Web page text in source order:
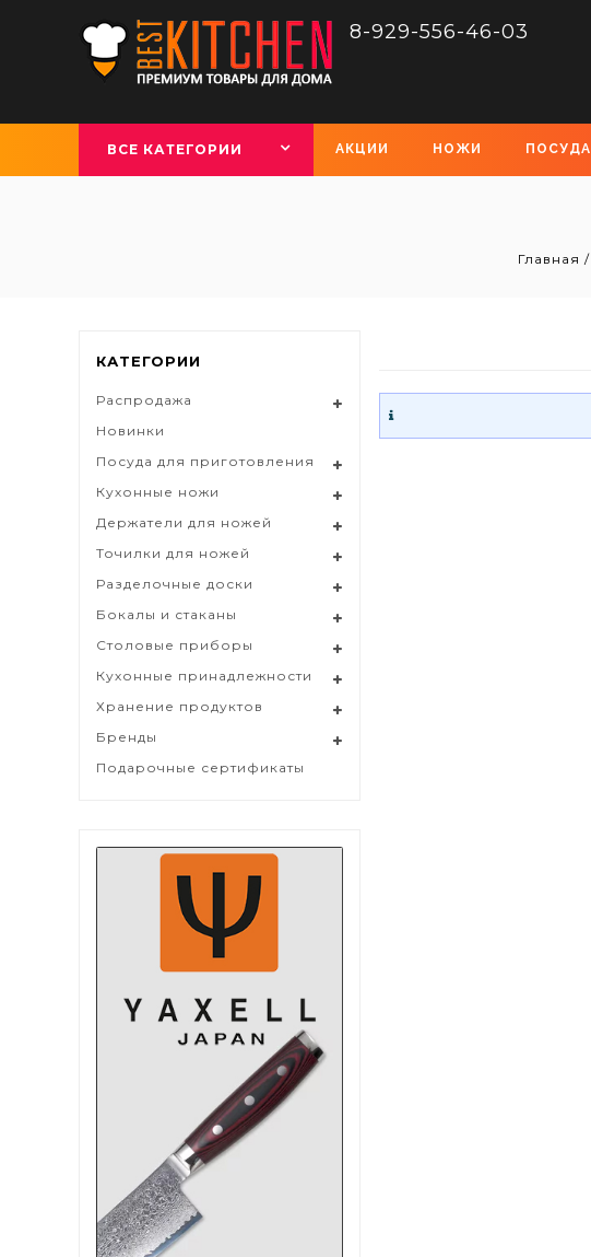
8-929-556-46-03
ВСЕ КАТЕГОРИИ АКЦИИ НОЖИ ПОСУДА
Главная /
КАТЕГОРИИ
Распродажа
Новинки
Посуда для приготовления
Кухонные ножи
Держатели для ножей
Точилки для ножей
Разделочные доски
Бокалы и стаканы
Столовые приборы
Кухонные принадлежности
Хранение продуктов
Бренды
Подарочные сертификаты